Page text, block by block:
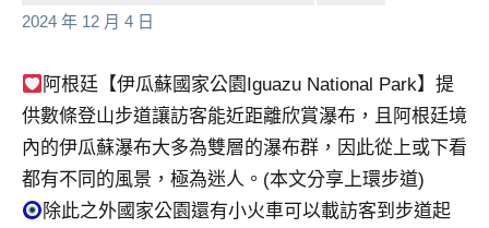
持、
學
校
企
業
講
2024 年 12 月 4 日
小
No
阿根廷【伊瓜蘇國家公園Iguazu National Park】提
供數條登山步道讓訪客能近距離欣賞瀑布，且阿根廷境
內的伊瓜蘇瀑布大多為雙層的瀑布群，因此從上或下看
都有不同的風景，極為迷人。(本文分享上環步道)
除此之外國家公園還有小火車可以載訪客到步道起